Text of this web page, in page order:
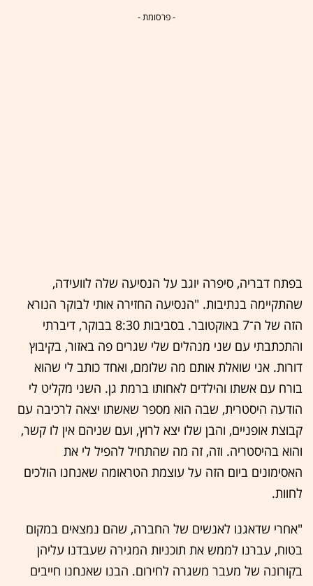
- פרסומת -
בפתח דבריה, סיפרה יוגב על הנסיעה שלה לוועידה,
שהתקיימה בנתיבות. "הנסיעה החזירה אותי לבוקר הנורא
הזה של ה־7 באוקטובר. בסביבות 8:30 בבוקר, דיברתי
והתכתבתי עם שני מנהלים שלי שגרים פה באזור, בקיבוץ
דורות. אני שואלת אותם מה שלומם, ואחד כותב לי שהוא
בורח עם אשתו והילדים לאחותו ברמת גן. השני מקליט לי
הודעה היסטרית, שבה הוא מספר שאשתו יצאה לרכיבה עם
קבוצת אופניים, והבן שלו יצא לרוץ, ועם שניהם אין לו קשר,
והוא בהיסטריה. וזה, זה מה שהתחיל להפיל לי את
האסימונים ביום הזה על עוצמת הטראומה שאנחנו הולכים
לחוות.
"אחרי שדאגנו לאנשים של החברה, שהם נמצאים במקום
בטוח, עברנו לממש את תוכניות המגירה שעבדנו עליהן
בקורונה של מעבר משגרה לחירום. הבנו שאנחנו חייבים